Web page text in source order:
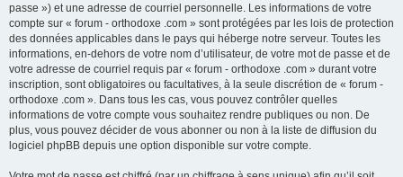
passe ») et une adresse de courriel personnelle. Les informations de votre
compte sur « forum - orthodoxe .com » sont protégées par les lois de protection
des données applicables dans le pays qui héberge notre serveur. Toutes les
informations, en-dehors de votre nom d’utilisateur, de votre mot de passe et de
votre adresse de courriel requis par « forum - orthodoxe .com » durant votre
inscription, sont obligatoires ou facultatives, à la seule discrétion de « forum -
orthodoxe .com ». Dans tous les cas, vous pouvez contrôler quelles
informations de votre compte vous souhaitez rendre publiques ou non. De
plus, vous pouvez décider de vous abonner ou non à la liste de diffusion du
logiciel phpBB depuis une option disponible sur votre compte.